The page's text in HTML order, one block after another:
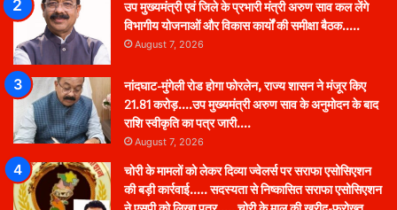
उप मुख्यमंत्री एवं जिले के प्रभारी मंत्री अरुण साव कल लेंगे
विभागीय योजनाओं और विकास कार्यों की समीक्षा बैठक…..
August 7, 2026
नांदघाट-मुंगेली रोड होगा फोरलेन, राज्य शासन ने मंजूर किए
21.81 करोड़….उप मुख्यमंत्री अरुण साव के अनुमोदन के बाद
राशि स्वीकृति का पत्र जारी….
August 7, 2026
चोरी के मामलों को लेकर दिव्या ज्वेलर्स पर सराफा एसोसिएशन
की बड़ी कार्रवाई….. सदस्यता से निष्कासित सराफा एसोसिएशन